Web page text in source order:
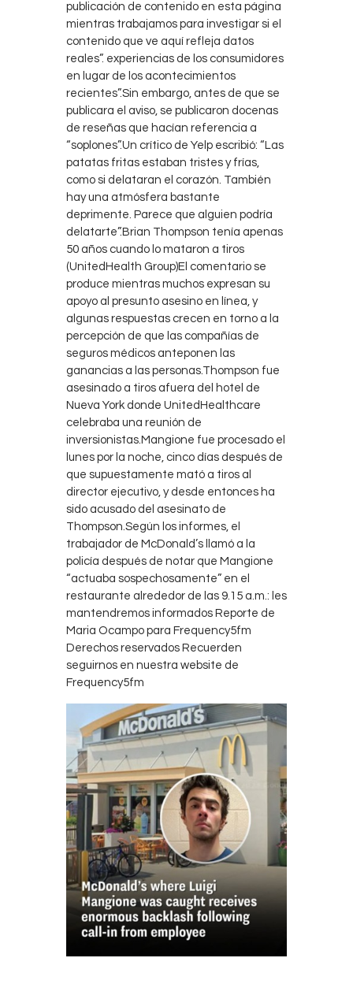
publicación de contenido en esta página
mientras trabajamos para investigar si el
contenido que ve aquí refleja datos
reales”. experiencias de los consumidores
en lugar de los acontecimientos
recientes”.Sin embargo, antes de que se
publicara el aviso, se publicaron docenas
de reseñas que hacían referencia a
“soplones”.Un crítico de Yelp escribió: “Las
patatas fritas estaban tristes y frías,
como si delataran el corazón. También
hay una atmósfera bastante
deprimente. Parece que alguien podría
delatarte”.Brian Thompson tenía apenas
50 años cuando lo mataron a tiros
(UnitedHealth Group)El comentario se
produce mientras muchos expresan su
apoyo al presunto asesino en línea, y
algunas respuestas crecen en torno a la
percepción de que las compañías de
seguros médicos anteponen las
ganancias a las personas.Thompson fue
asesinado a tiros afuera del hotel de
Nueva York donde UnitedHealthcare
celebraba una reunión de
inversionistas.Mangione fue procesado el
lunes por la noche, cinco días después de
que supuestamente mató a tiros al
director ejecutivo, y desde entonces ha
sido acusado del asesinato de
Thompson.Según los informes, el
trabajador de McDonald’s llamó a la
policía después de notar que Mangione
“actuaba sospechosamente” en el
restaurante alrededor de las 9.15 a.m.: les
mantendremos informados Reporte de
Maria Ocampo para Frequency5fm
Derechos reservados Recuerden
seguirnos en nuestra website de
Frequency5fm